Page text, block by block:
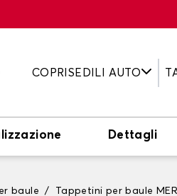
COPRISEDILI AUTO
Dettagli
baule Tappetini per baule